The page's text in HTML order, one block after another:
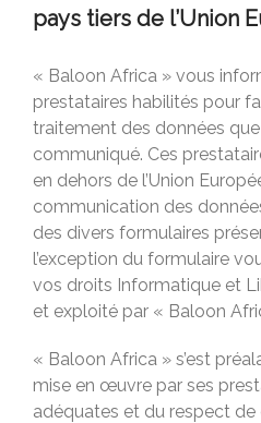
pays tiers de l’Union
« Baloon Africa » vous
prestataires habilités pour
traitement des données
communiqué. Ces
en dehors de l’Union
communication des
des divers formulaires
l’exception du formulaire
vos droits Informatique et
et exploité par « Baloon
« Baloon Africa » s’est
mise en œuvre par ses
adéquates et du respect